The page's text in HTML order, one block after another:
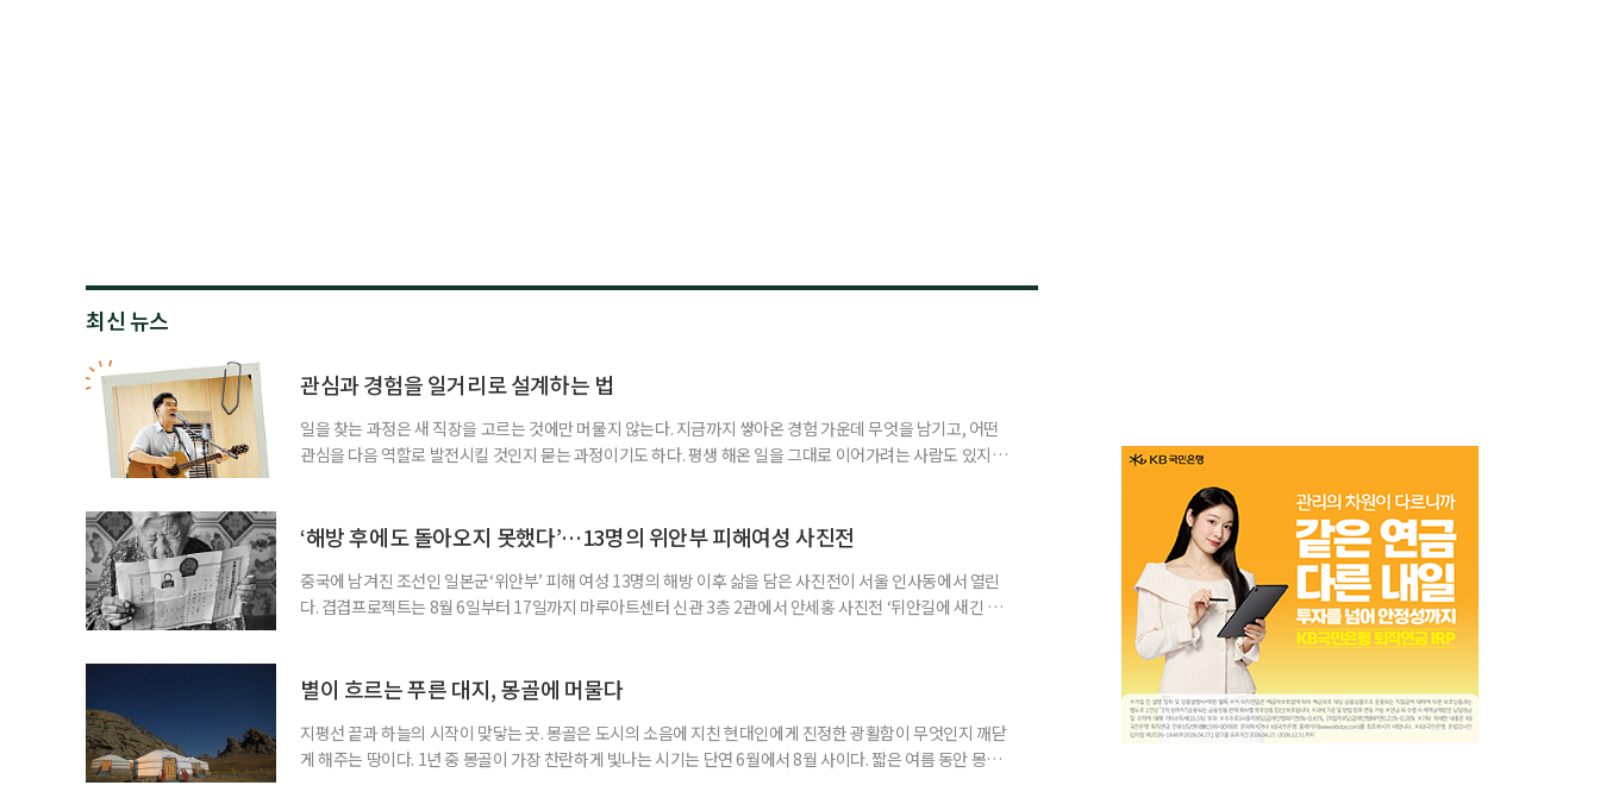
최신 뉴스
관심과 경험을 일거리로 설계하는 법
일을 찾는 과정은 새 직장을 고르는 것에만 머물지 않는다. 지금까지 쌓아온 경험 가운데 무엇을 남기고, 어떤
관심을 다음 역할로 발전시킬 것인지 묻는 과정이기도 하다. 평생 해온 일을 그대로 이어가려는 사람도 있지만,
시한다고 해서 수익을 가볍게 본다는 뜻은 아니다. 다만 재미탐구형에게 일은 급여만으로 충족되지 않는다
‘해방 후에도 돌아오지 못했다’…13명의 위안부 피해여성 사진전
중국에 남겨진 조선인 일본군‘위안부’ 피해 여성 13명의 해방 이후 삶을 담은 사진전이 서울 인사동에서 열린
다. 겹겹프로젝트는 8월 6일부터 17일까지 마루아트센터 신관 3층 2관에서 안세홍 사진전 ‘뒤안길에 새긴 이
자신의 생애를 증명하기 위해 간직한 문서, 피해 장소를 다시 찾으며 어렵게 꺼낸 증언이 한 사람
별이 흐르는 푸른 대지, 몽골에 머물다
지평선 끝과 하늘의 시작이 맞닿는 곳. 몽골은 도시의 소음에 지친 현대인에게 진정한 광활함이 무엇인지 깨닫
게 해주는 땅이다. 1년 중 몽골이 가장 찬란하게 빛나는 시기는 단연 6월에서 8월 사이다. 짧은 여름 동안 몽골